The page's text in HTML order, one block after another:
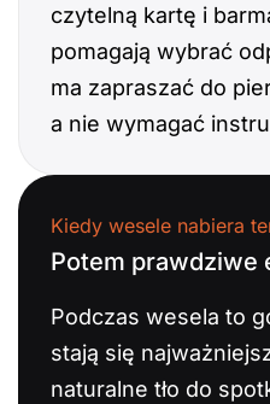
czytelną kartę i
pomagają wybrać
ma zapraszać do
a nie wymagać
Kiedy wesele nabiera
Potem prawdziwe
Podczas wesela to
stają się
naturalne tło do